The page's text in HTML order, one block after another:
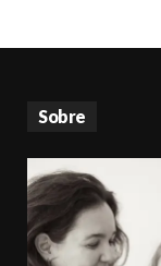
Sobre